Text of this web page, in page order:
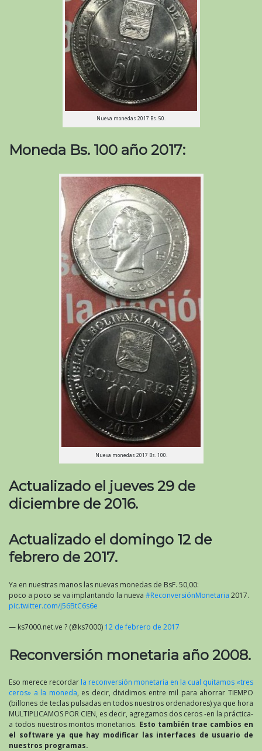
Nueva monedas 2017 Bs. 50.
Moneda Bs. 100 año 2017:
Nueva monedas 2017 Bs. 100.
Actualizado el jueves 29 de
diciembre de 2016.
Actualizado el domingo 12 de
febrero de 2017.
Ya en nuestras manos las nuevas monedas de BsF. 50,00:
poco a poco se va implantando la nueva #ReconversiónMonetaria 2017.
pic.twitter.com/j56BtC6s6e
— ks7000.net.ve ? (@ks7000) 12 de febrero de 2017
Reconversión monetaria año 2008.
Eso merece recordar la reconversión monetaria en la cual quitamos «tres
ceros» a la moneda, es decir, dividimos entre mil para ahorrar TIEMPO
(billones de teclas pulsadas en todos nuestros ordenadores) ya que hora
MULTIPLICAMOS POR CIEN, es decir, agregamos dos ceros -en la práctica-
a todos nuestros montos monetarios. Esto también trae cambios en
el software ya que hay modificar las interfaces de usuario de
nuestros programas.